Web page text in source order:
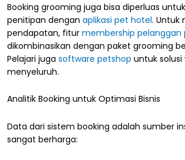
Booking grooming juga bisa diperluas
penitipan dengan aplikasi pet hotel. Untuk
pendapatan, fitur membership pelanggan
dikombinasikan dengan paket grooming
Pelajari juga software petshop untuk solusi
menyeluruh.
Analitik Booking untuk Optimasi Bisnis
Data dari sistem booking adalah sumber
sangat berharga: